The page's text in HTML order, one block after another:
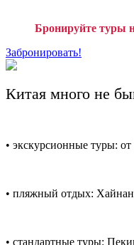
Бронируйте туры
Забронировать!
Китая много не
• экскурсионные туры:
• пляжный отдых:
• стандартные туры: